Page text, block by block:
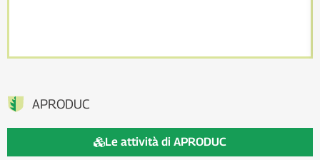
APRODUC
Le attività di APRODUC